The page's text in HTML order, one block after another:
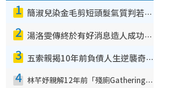
1 簡淑兒染金毛剪短頭髮氣質判若兩人！嚇壞老公麥大力都認唔出：「你做咩事？」
2 湯洛雯傳終於有好消息造人成功！兩大細節曝孕味極濃惹猜測：大肚婆先會咁！
3 五索親揭10年前負債人生逆襲奇蹟！全靠去一地方轉運後即遇上馬先生
4 林芊妤親解12年前「殘廁Gathering」真相！高層解約一句話重創尊嚴至今拒返TVB